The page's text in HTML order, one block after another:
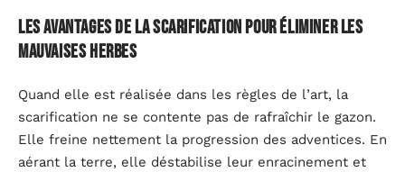
Les avantages de la scarification pour éliminer les
mauvaises herbes
Quand elle est réalisée dans les règles de l’art, la
scarification ne se contente pas de rafraîchir le gazon.
Elle freine nettement la progression des adventices. En
aérant la terre, elle déstabilise leur enracinement et